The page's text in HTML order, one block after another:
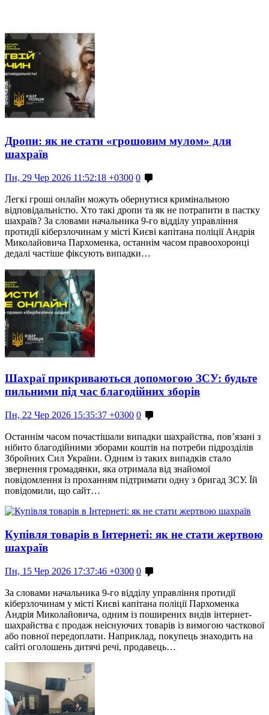
Дропи: як не стати «грошовим мулом» для
шахраїв
Пн, 29 Чер 2026 11:52:18 +0300 0
Легкі гроші онлайн можуть обернутися кримінальною
відповідальністю. Хто такі дропи та як не потрапити в пастку
шахраїв? За словами начальника 9-го відділу управління
протидії кіберзлочинам у місті Києві капітана поліції Андрія
Миколайовича Пархоменка, останнім часом правоохоронці
дедалі частіше фіксують випадки…
Шахраї прикриваються допомогою ЗСУ: будьте
пильними під час благодійних зборів
Пн, 22 Чер 2026 15:35:37 +0300 0
Останнім часом почастішали випадки шахрайства, пов’язані з
нібито благодійними зборами коштів на потреби підрозділів
Збройних Сил України. Одним із таких випадків стало
звернення громадянки, яка отримала від знайомої
повідомлення із проханням підтримати одну з бригад ЗСУ. Їй
повідомили, що сайт…
Купівля товарів в Інтернеті: як не стати жертвою
шахраїв
Пн, 15 Чер 2026 17:37:46 +0300 0
За словами начальника 9-го відділу управління протидії
кіберзлочинам у місті Києві капітана поліції Пархоменка
Андрія Миколайовича, одним із поширених видів інтернет-
шахрайства є продаж неіснуючих товарів із вимогою часткової
або повної передоплати. Наприклад, покупець знаходить на
сайті оголошень дитячі речі, продавець…